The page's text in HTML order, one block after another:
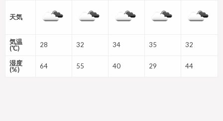
天気
気温
(℃)
28 32 34 35 32
湿度
(%)
64 55 40 29 44